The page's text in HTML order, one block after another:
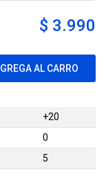
$ 3.990
AL CARRO
+20
0
5